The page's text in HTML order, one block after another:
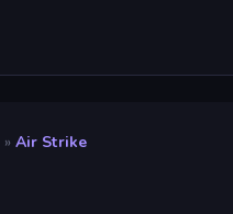
» Air Strike